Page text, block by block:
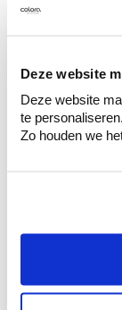
Deze website
Deze website
te personaliseren.
Zo houden we
Krijg
Krijg
van je
Bekijk
te